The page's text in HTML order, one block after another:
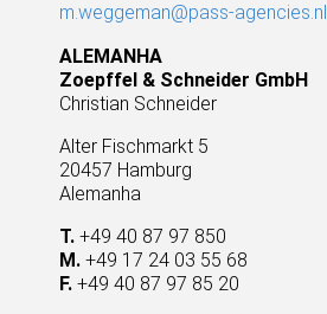
m.weggeman@pass-agencies.nl
ALEMANHA
Zoepffel & Schneider GmbH
Christian Schneider
Alter Fischmarkt 5
20457 Hamburg
Alemanha
T. +49 40 87 97 850
M. +49 17 24 03 55 68
F. +49 40 87 97 85 20